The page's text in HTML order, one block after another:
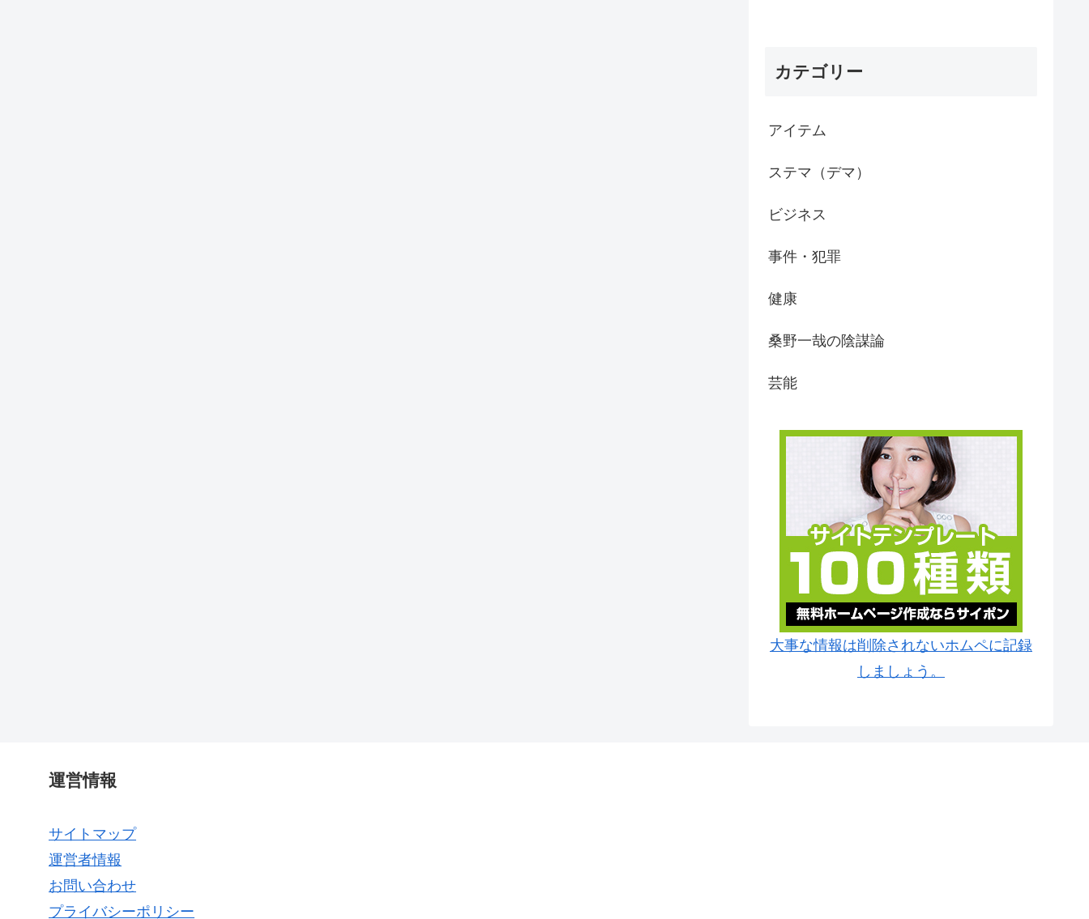
カテゴリー
アイテム
ステマ（デマ）
ビジネス
事件・犯罪
健康
桑野一哉の陰謀論
芸能
大事な情報は削除されないホムペに記録
しましょう。
運営情報
サイトマップ
運営者情報
お問い合わせ
プライバシーポリシー